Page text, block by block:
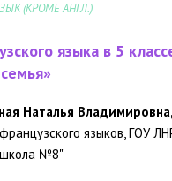
(КРОМЕ АНГЛ.)
языка в 5
Наталья Владимировна,
языков, ГОУ
№8"